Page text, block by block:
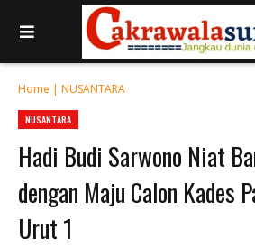
Home | NUSANTARA
NUSANTARA
Hadi Budi Sarwono Niat
dengan Maju Calon Kades
Urut 1